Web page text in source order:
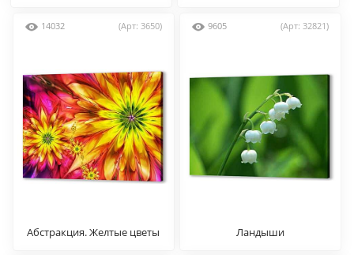
14032 (Арт: 3650)
Абстракция. Желтые цветы
9605 (Арт: 32821)
Ландыши